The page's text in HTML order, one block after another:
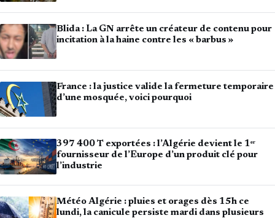
Blida : La GN arrête un créateur de contenu pour
incitation à la haine contre les « barbus »
France : la justice valide la fermeture temporaire
d’une mosquée, voici pourquoi
397 400 T exportées : l’Algérie devient le 1ᵉʳ
fournisseur de l’Europe d’un produit clé pour
l’industrie
Météo Algérie : pluies et orages dès 15h ce
lundi, la canicule persiste mardi dans plusieurs